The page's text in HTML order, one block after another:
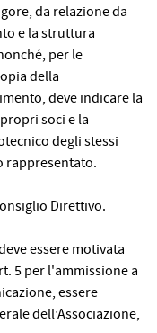
da relazione da
e la struttura
per le
della
deve indicare la
soci e la
degli stessi
rappresentato.
Direttivo.
essere motivata
5 per l'ammissione a
essere
dell’Associazione,